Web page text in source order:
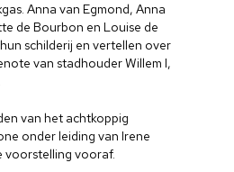
Anna van Egmond, Anna
de Bourbon en Louise de
schilderij en vertellen over
van stadhouder Willem I,
van het achtkoppig
onder leiding van Irene
voorstelling vooraf.